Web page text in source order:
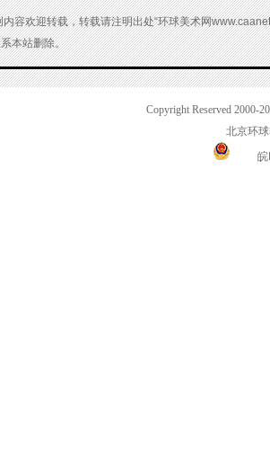
容欢迎转载，转载请注明出处“环球美术网
本站删除。
Copyright Reserved 2000-
北京环